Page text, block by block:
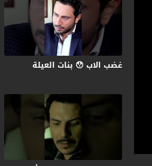
غضب الاب 😯 بنات العيلة